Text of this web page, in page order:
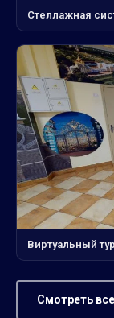
Стеллажная
Виртуальный
Смотреть